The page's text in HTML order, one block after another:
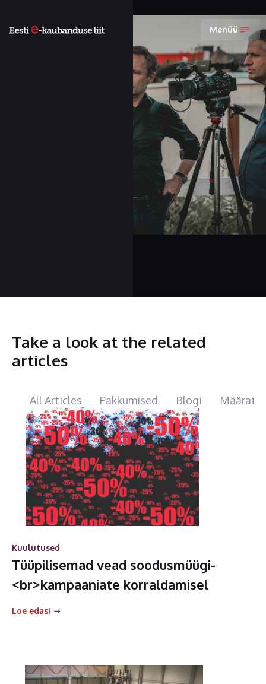
Menüü
Take a look at the related
articles
All Articles Pakkumised Blogi
Kuulutused
Tüüpilisemad vead soodusmüügi-
<br>kampaaniate korraldamisel
Loe edasi